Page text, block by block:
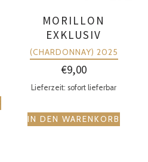
MORILLON
EXKLUSIV
(CHARDONNAY) 2025
€9,00
Lieferzeit: sofort lieferbar
IN DEN WARENKORB